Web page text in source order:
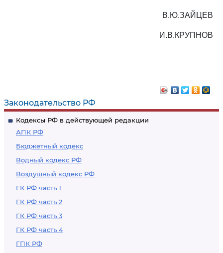
Законодательство РФ
Кодексы РФ в действующей редакции
АПК РФ
Бюджетный кодекс
Водный кодекс РФ
Воздушный кодекс РФ
ГК РФ часть 1
ГК РФ часть 2
ГК РФ часть 3
ГК РФ часть 4
ГПК РФ
В.Ю.ЗАЙЦЕВ
И.В.КРУПНОВ